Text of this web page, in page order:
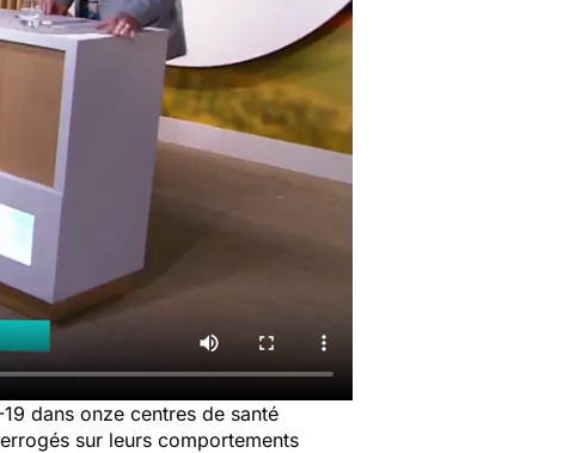
dans onze centres de santé
sur leurs comportements